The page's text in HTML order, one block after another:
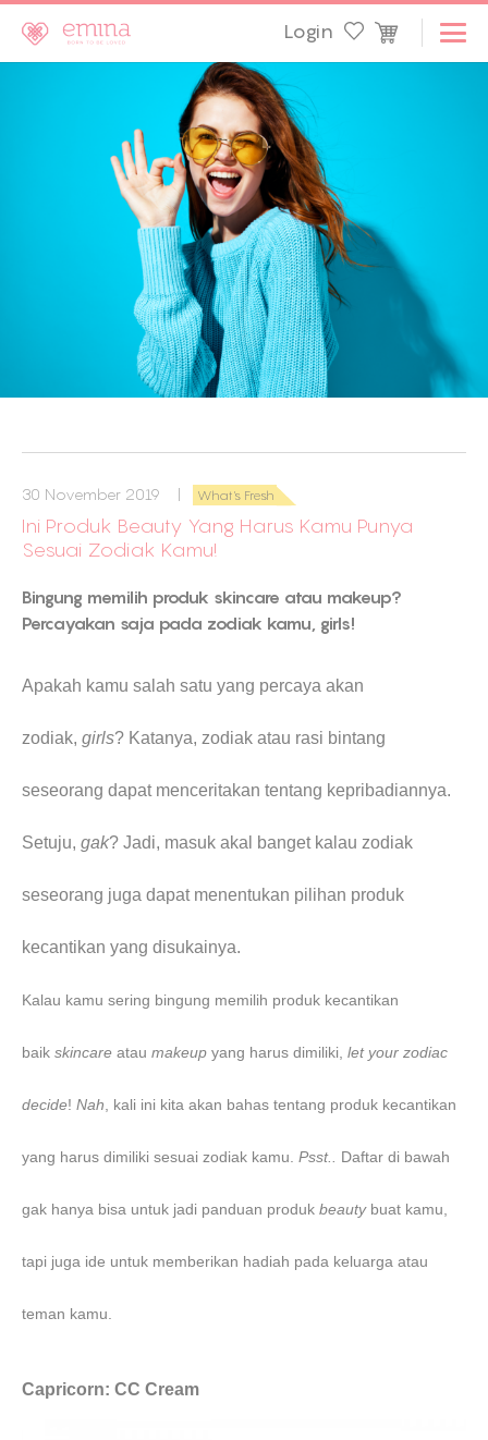
Login
30 November 2019 | What's Fresh
Ini Produk Beauty Yang Harus Kamu Punya
Sesuai Zodiak Kamu!
Bingung memilih produk skincare atau makeup?
Percayakan saja pada zodiak kamu, girls!
Apakah kamu salah satu yang percaya akan
zodiak, girls? Katanya, zodiak atau rasi bintang
seseorang dapat menceritakan tentang kepribadiannya.
Setuju, gak? Jadi, masuk akal banget kalau zodiak
seseorang juga dapat menentukan pilihan produk
kecantikan yang disukainya.
Kalau kamu sering bingung memilih produk kecantikan
baik skincare atau makeup yang harus dimiliki, let your zodiac
decide! Nah , kali ini kita akan bahas tentang produk kecantikan
yang harus dimiliki sesuai zodiak kamu. Psst.. Daftar di bawah
gak hanya bisa untuk jadi panduan produk beautybuat kamu,
tapi juga ide untuk memberikan hadiah pada keluarga atau
teman kamu.
Capricorn: CC Cream